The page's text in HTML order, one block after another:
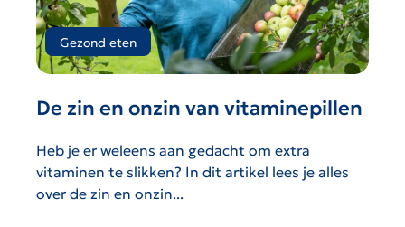
Gezond eten
De zin en onzin van vitaminepillen
Heb je er weleens aan gedacht om extra
vitaminen te slikken? In dit artikel lees je alles
over de zin en onzin...